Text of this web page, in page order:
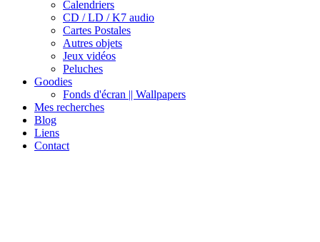
Calendriers
CD / LD / K7 audio
Cartes Postales
Autres objets
Jeux vidéos
Peluches
Goodies
Fonds d'écran || Wallpapers
Mes recherches
Blog
Liens
Contact